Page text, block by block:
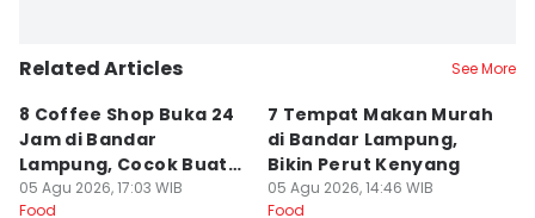
Related Articles See More
8 Coffee Shop Buka 24
Jam di Bandar
Lampung, Cocok Buat
Begadang
05 Agu 2026, 17:03 WIB
Food
7 Tempat Makan Murah
di Bandar Lampung,
Bikin Perut Kenyang
05 Agu 2026, 14:46 WIB
Food